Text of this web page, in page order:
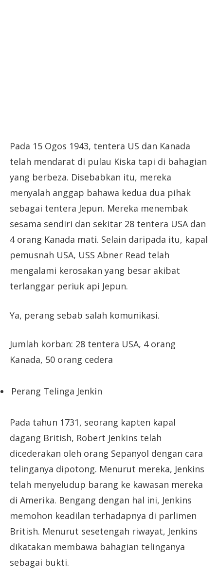
Pada 15 Ogos 1943, tentera US dan Kanada
telah mendarat di pulau Kiska tapi di bahagian
yang berbeza. Disebabkan itu, mereka
menyalah anggap bahawa kedua dua pihak
sebagai tentera Jepun. Mereka menembak
sesama sendiri dan sekitar 28 tentera USA dan
4 orang Kanada mati. Selain daripada itu, kapal
pemusnah USA, USS Abner Read telah
mengalami kerosakan yang besar akibat
terlanggar periuk api Jepun.
Ya, perang sebab salah komunikasi.
Jumlah korban: 28 tentera USA, 4 orang
Kanada, 50 orang cedera
Perang Telinga Jenkin
Pada tahun 1731, seorang kapten kapal
dagang British, Robert Jenkins telah
dicederakan oleh orang Sepanyol dengan cara
telinganya dipotong. Menurut mereka, Jenkins
telah menyeludup barang ke kawasan mereka
di Amerika. Bengang dengan hal ini, Jenkins
memohon keadilan terhadapnya di parlimen
British. Menurut sesetengah riwayat, Jenkins
dikatakan membawa bahagian telinganya
sebagai bukti.